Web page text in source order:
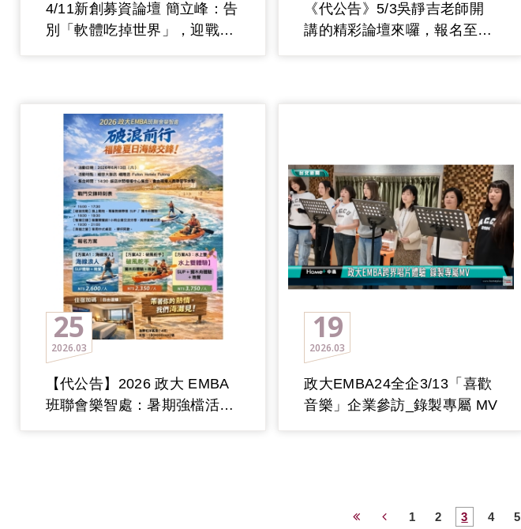
4/11新創募資論壇 簡立峰：告
別「軟體吃掉世界」，迎戰
《代公告》5/3吳靜吉老師開
講的精彩論壇來囉，報名至
25
03
2026
【代公告】2026 政大 EMBA
班聯會樂智處：暑期強檔活動
19
03
2026
政大EMBA24全企3/13「喜歡
音樂」企業參訪_錄製專屬 MV
1 2 3 4 5